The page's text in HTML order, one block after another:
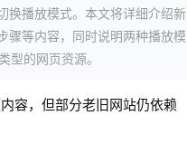
换播放模式。本文将详细介绍新
骤等内容，同时说明两种播放模
的网页资源。
容，但部分老旧网站仍依赖